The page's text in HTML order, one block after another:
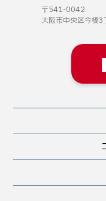
〒541-0042
大阪市中央区今橋